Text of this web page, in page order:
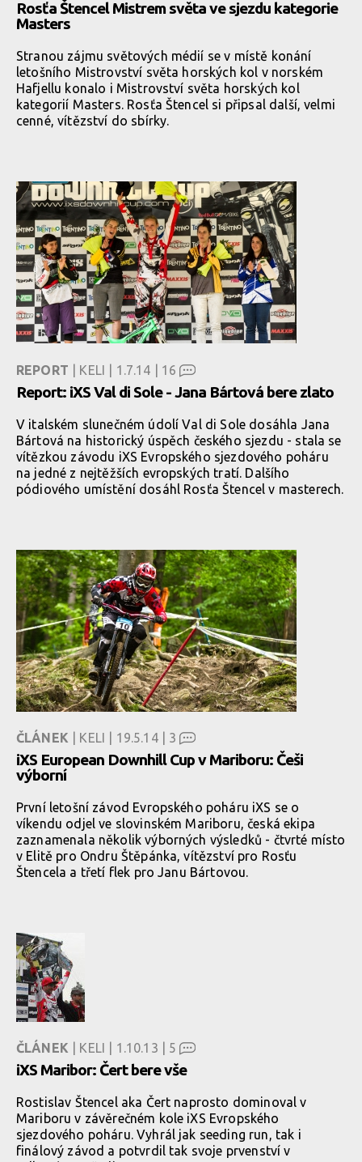
Rosťa Štencel Mistrem světa ve sjezdu kategorie
Masters
Stranou zájmu světových médií se v místě konání
letošního Mistrovství světa horských kol v norském
Hafjellu konalo i Mistrovství světa horských kol
kategorií Masters. Rosťa Štencel si připsal další, velmi
cenné, vítězství do sbírky.
REPORT | KELI | 1.7.14 | 16
Report: iXS Val di Sole - Jana Bártová bere zlato
V italském slunečném údolí Val di Sole dosáhla Jana
Bártová na historický úspěch českého sjezdu - stala se
vítězkou závodu iXS Evropského sjezdového poháru
na jedné z nejtěžších evropských tratí. Dalšího
pódiového umístění dosáhl Rosťa Štencel v masterech.
ČLÁNEK | KELI | 19.5.14 | 3
iXS European Downhill Cup v Mariboru: Češi
výborní
První letošní závod Evropského poháru iXS se o
víkendu odjel ve slovinském Mariboru, česká ekipa
zaznamenala několik výborných výsledků - čtvrté místo
v Elitě pro Ondru Štěpánka, vítězství pro Rosťu
Štencela a třetí flek pro Janu Bártovou.
ČLÁNEK | KELI | 1.10.13 | 5
iXS Maribor: Čert bere vše
Rostislav Štencel aka Čert naprosto dominoval v
Mariboru v závěrečném kole iXS Evropského
sjezdového poháru. Vyhrál jak seeding run, tak i
finálový závod a potvrdil tak svoje prvenství v